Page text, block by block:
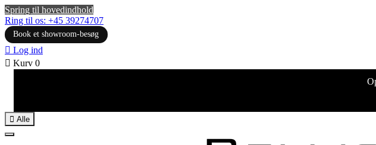
Spring til hovedindhold
Ring til os: +45 39274707
Book et showroom-besøg
 Log ind
 Kurv 0
 Alle